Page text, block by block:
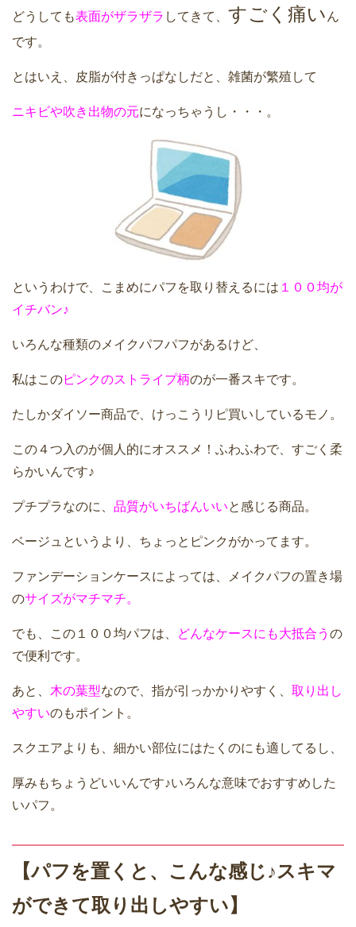
どうしても表面がザラザラ してきて、 すごく痛い ん
です。
とはいえ、皮脂が付きっぱなしだと、雑菌が繁殖して
ニキビや吹き出物の元になっちゃうし・・・。
というわけで、こまめにパフを取り替えるには １００均が
イチバン♪
いろんな種類のメイクパフパフがあるけど、
私はこのピンクのストライプ柄のが一番スキです。
たしかダイソー商品で、けっこうリピ買いしているモノ。
この４つ入のが個人的にオススメ！ふわふわで、すごく柔
らかいんです♪
プチプラなのに、 品質がいちばんいいと感じる商品。
ベージュというより、ちょっとピンクがかってます。
ファンデーションケースによっては、メイクパフの置き場
のサイズがマチマチ。
でも、この１００均パフは、 どんなケースにも大抵合う の
で便利です。
あと、 木の葉型なので、指が引っかかりやすく、 取り出し
やすいのもポイント。
スクエアよりも、細かい部位にはたくのにも適してるし、
厚みもちょうどいいんです♪いろんな意味でおすすめした
いパフ。
【パフを置くと、こんな感じ♪スキマ
ができて取り出しやすい】